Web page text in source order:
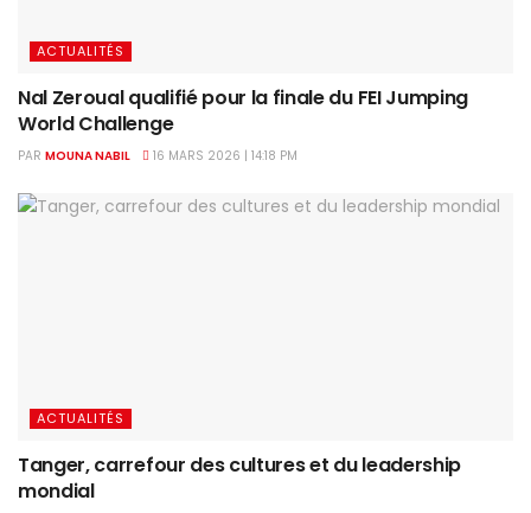
ACTUALITÉS
Nal Zeroual qualifié pour la finale du FEI Jumping
World Challenge
PAR MOUNA NABIL 16 MARS 2026 | 14:18 PM
ACTUALITÉS
Tanger, carrefour des cultures et du leadership
mondial